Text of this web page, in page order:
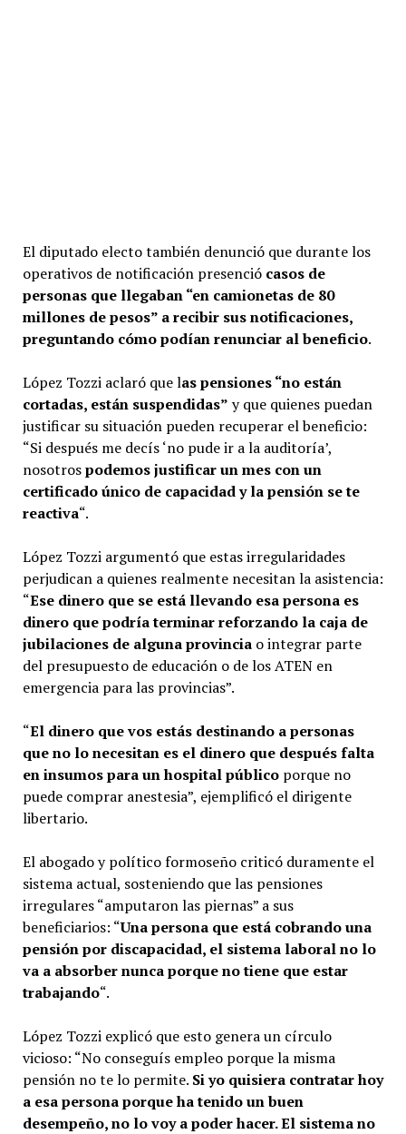
El diputado electo también denunció que durante los
operativos de notificación presenció casos de
personas que llegaban “en camionetas de 80
millones de pesos” a recibir sus notificaciones,
preguntando cómo podían renunciar al beneficio.
López Tozzi aclaró que las pensiones “no están
cortadas, están suspendidas” y que quienes puedan
justificar su situación pueden recuperar el beneficio:
“Si después me decís ‘no pude ir a la auditoría’,
nosotrospodemos justificar un mes con un
certificado único de capacidad y la pensión se te
reactiva“.
López Tozzi argumentó que estas irregularidades
perjudican a quienes realmente necesitan la asistencia:
“Ese dinero que se está llevando esa persona es
dinero que podría terminar reforzando la caja de
jubilaciones de alguna provincia o integrar parte
del presupuesto de educación o de los ATEN en
emergencia para las provincias”.
“El dinero que vos estás destinando a personas
que no lo necesitan es el dinero que después falta
en insumos para un hospital públicoporque no
puede comprar anestesia”, ejemplificó el dirigente
libertario.
El abogado y político formoseño criticó duramente el
sistema actual, sosteniendo que las pensiones
irregulares “amputaron las piernas” a sus
beneficiarios: “Una persona que está cobrando una
pensión por discapacidad, el sistema laboral no lo
va a absorber nunca porque no tiene que estar
trabajando“.
López Tozzi explicó que esto genera un círculo
vicioso: “No conseguís empleo porque la misma
pensión no te lo permite. Si yo quisiera contratar hoy
a esa persona porque ha tenido un buen
desempeño, no lo voy a poder hacer. El sistema no